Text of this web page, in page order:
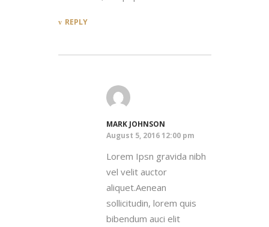
REPLY
MARK JOHNSON
August 5, 2016 12:00 pm
Lorem Ipsn gravida nibh
vel velit auctor
aliquet.Aenean
sollicitudin, lorem quis
bibendum auci elit